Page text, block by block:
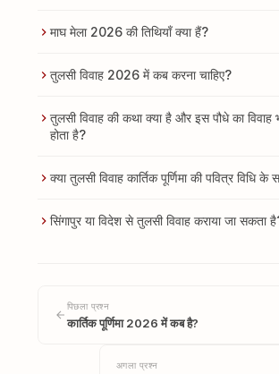
माघ मेला 2026 की तिथियाँ क्या हैं?
तुलसी विवाह 2026 में कब करना चाहिए?
तुलसी विवाह की कथा क्या है और इस पौधे का विवाह
होता है?
क्या तुलसी विवाह कार्तिक पूर्णिमा की पवित्र विधि के
सिंगापुर या विदेश से तुलसी विवाह कराया जा सकता
पिछला प्रश्न
कार्तिक पूर्णिमा 2026 में कब है?
अगला प्रश्न